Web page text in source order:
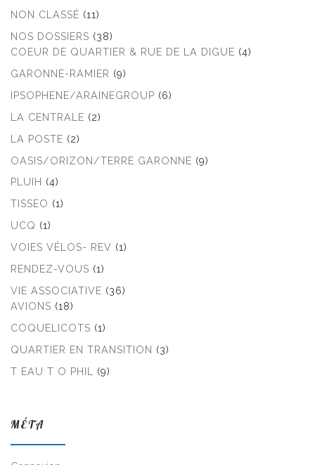
NON CLASSÉ (11)
NOS DOSSIERS (38)
COEUR DE QUARTIER & RUE DE LA DIGUE (4)
GARONNE-RAMIER (9)
IPSOPHENE/ARAINEGROUP (6)
LA CENTRALE (2)
LA POSTE (2)
OASIS/ORIZON/TERRE GARONNE (9)
PLUIH (4)
TISSEO (1)
UCQ (1)
VOIES VÉLOS- REV (1)
RENDEZ-VOUS (1)
VIE ASSOCIATIVE (36)
AVIONS (18)
COQUELICOTS (1)
QUARTIER EN TRANSITION (3)
T EAU T O PHIL
(9)
MÉTA